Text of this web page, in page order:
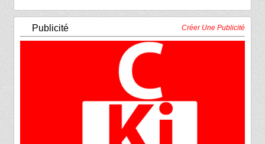
Publicité Créer Une Publicité